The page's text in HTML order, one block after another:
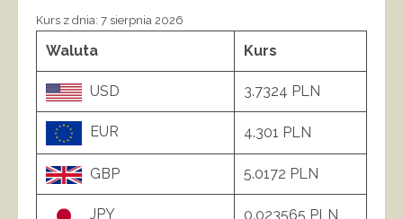
Kurs z dnia: 7 sierpnia 2026
Waluta Kurs
USD 3.7324 PLN
EUR 4.301 PLN
GBP 5.0172 PLN
JPY 0.023565 PLN